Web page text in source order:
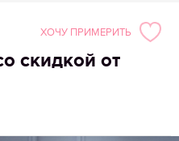
скидкой от
ХОЧУ ПРИМЕРИТЬ